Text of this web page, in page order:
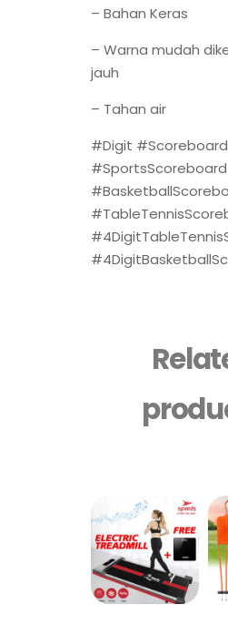
– Bahan Keras
– Warna mudah
jauh
– Tahan air
#Digit #Scoreboard
#SportsScoreboard